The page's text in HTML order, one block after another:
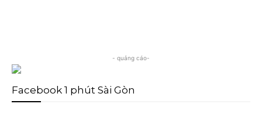
- quảng cáo-
Facebook 1 phút Sài Gòn